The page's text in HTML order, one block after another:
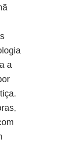
a